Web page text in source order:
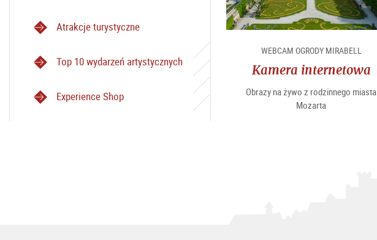
Atrakcje turystyczne
Top 10 wydarzeń artystycznych
Experience Shop
WEBCAM OGRODY MIRABELL
Kamera internetowa
Obrazy na żywo z rodzinnego miasta
Mozarta